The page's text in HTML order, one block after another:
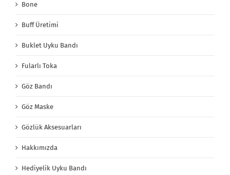
Bone
Buff Üretimi
Buklet Uyku Bandı
Fularlı Toka
Göz Bandı
Göz Maske
Gözlük Aksesuarları
Hakkımızda
Hediyelik Uyku Bandı